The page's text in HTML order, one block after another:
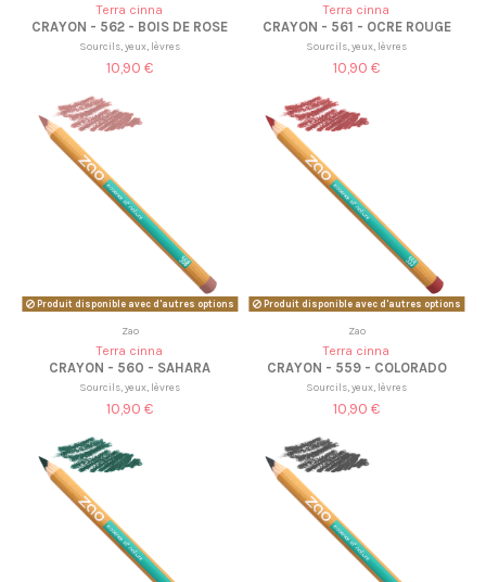
Terra cinna
CRAYON - 562 - BOIS DE ROSE
Sourcils, yeux, lèvres
10,90 €
Terra cinna
CRAYON - 561 - OCRE ROUGE
Sourcils, yeux, lèvres
10,90 €
Produit disponible avec d'autres options
Zao
Terra cinna
CRAYON - 560 - SAHARA
Sourcils, yeux, lèvres
10,90 €
Produit disponible avec d'autres options
Zao
Terra cinna
CRAYON - 559 - COLORADO
Sourcils, yeux, lèvres
10,90 €